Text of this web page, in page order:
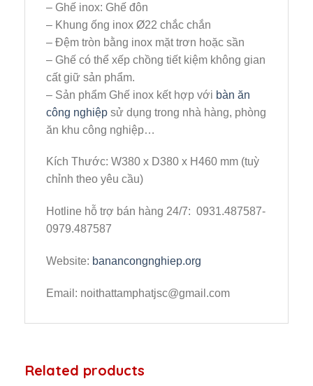
– Ghế inox: Ghế đôn
– Khung ống inox Ø22 chắc chắn
– Đệm tròn bằng inox mặt trơn hoặc sần
– Ghế có thể xếp chồng tiết kiệm không gian
cất giữ sản phẩm.
– Sản phẩm Ghế inox kết hợp với bàn ăn
công nghiệp sử dụng trong nhà hàng, phòng
ăn khu công nghiệp…
Kích Thước: W380 x D380 x H460 mm (tuỳ
chỉnh theo yêu cầu)
Hotline hỗ trợ bán hàng 24/7: 0931.487587-
0979.487587
Website: banancongnghiep.org
Email: noithattamphatjsc@gmail.com
Related products